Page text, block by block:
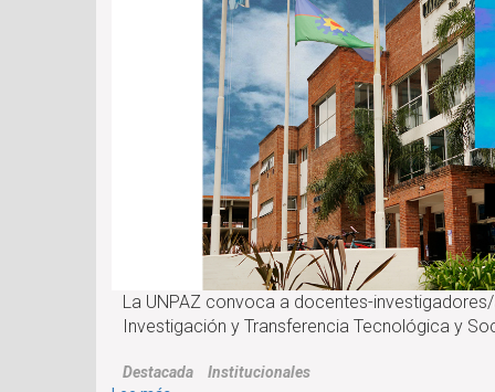
SEMANA
VINCULACIÓN
TECNOLÓGICA
La UNPAZ convoca a docentes-
Investigación y Transferencia Tecnológica y
Destacada
Institucionales